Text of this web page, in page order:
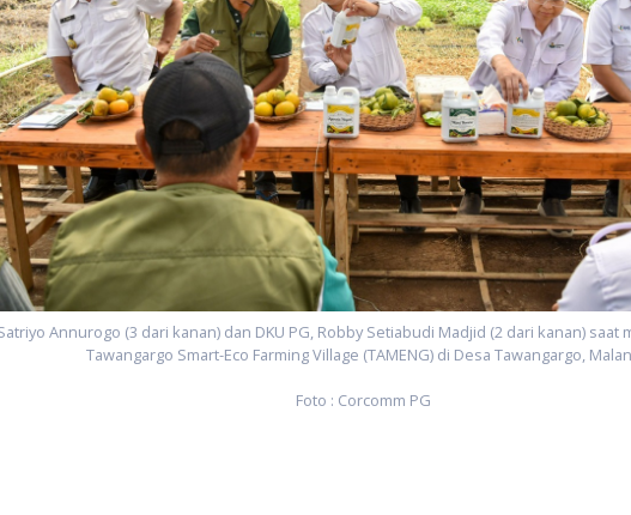
Annurogo (3 dari kanan) dan DKU PG, Robby Setiabudi Madjid (2 dari kanan)
Tawangargo Smart-Eco Farming Village (TAMENG) di Desa Tawangargo,
Foto : Corcomm PG